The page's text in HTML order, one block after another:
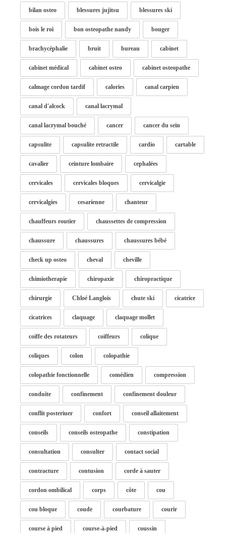
bilan osteo blessures jujitsu blessures ski
bois le roi bon osteopathe nandy bouger
brachycéphalie bruit bureau cabinet
cabinet médical cabinet osteo cabinet osteopathe
calmage cordon tardif calories canal carpien
canal d'alcock canal lacrymal
canal lacrymal bouché cancer cancer du sein
capsulite capsulite retractile cardio cartable
cavalier ceinture lombaire cephalées
cervicales cervicales bloques cervicalgie
cervicalgies cesarienne chanteur
chauffeurs routier chaussettes de compression
chaussure chaussures chaussures bébé
check up osteo cheval cheville
chimiotherapie chiropaxie chiropractique
chirurgie Chloé Langlois chute ski cicatrice
cicatrices claquage claquage mollet
coiffe des rotateurs coiffeurs colique
coliques colon colopathie
colopathie fonctionnelle comédien compression
conduite confinement confinement douleur
conflit posteriuer confort conseil allaitement
conseils conseils osteopathe constipation
consultation consulter contact social
contracture contusion corde à sauter
cordon ombilical corps côte cou
cou bloque coude courbature courir
course à pied course-à-pied coussin